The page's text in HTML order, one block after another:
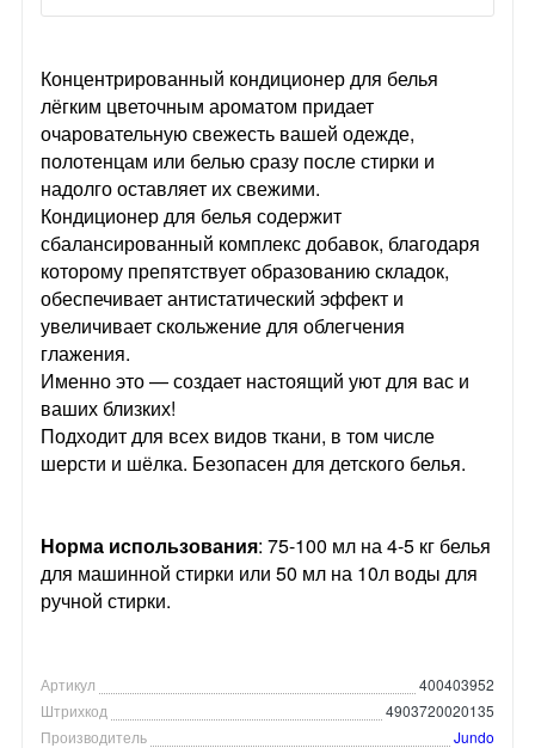
Концентрированный кондиционер для белья
лёгким цветочным ароматом придает
очаровательную свежесть вашей одежде,
полотенцам или белью сразу после стирки и
надолго оставляет их свежими.
Кондиционер для белья содержит
сбалансированный комплекс добавок, благодаря
которому препятствует образованию складок,
обеспечивает антистатический эффект и
увеличивает скольжение для облегчения
глажения.
Именно это — создает настоящий уют для вас и
ваших близких!
Подходит для всех видов ткани, в том числе
шерсти и шёлка. Безопасен для детского белья.
Норма использования: 75-100 мл на 4-5 кг белья
для машинной стирки или 50 мл на 10л воды для
ручной стирки.
Артикул
400403952
Штрихкод
4903720020135
Производитель
Jundo